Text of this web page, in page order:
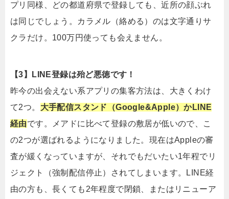
プリ同様、どの都道府県で登録しても、近所の顔ぶれ
は同じでしょう。カラメル（絡める）のは文字通りサ
クラだけ。100万円使っても会えません。
【3】LINE登録は殆ど悪徳です！
昨今の出会えない系アプリの集客方法は、大きくわけ
て2つ。 大手配信スタンド（Google&Apple）かLINE
経由です。メアドに比べて登録の敷居が低いので、こ
の2つが選ばれるようになりました。現在はAppleの審
査が緩くなっていますが、それでもだいたい1年程でリ
ジェクト（強制配信停止）されてしまいます。LINE経
由の方も、長くても2年程度で閉鎖、またはリニューア